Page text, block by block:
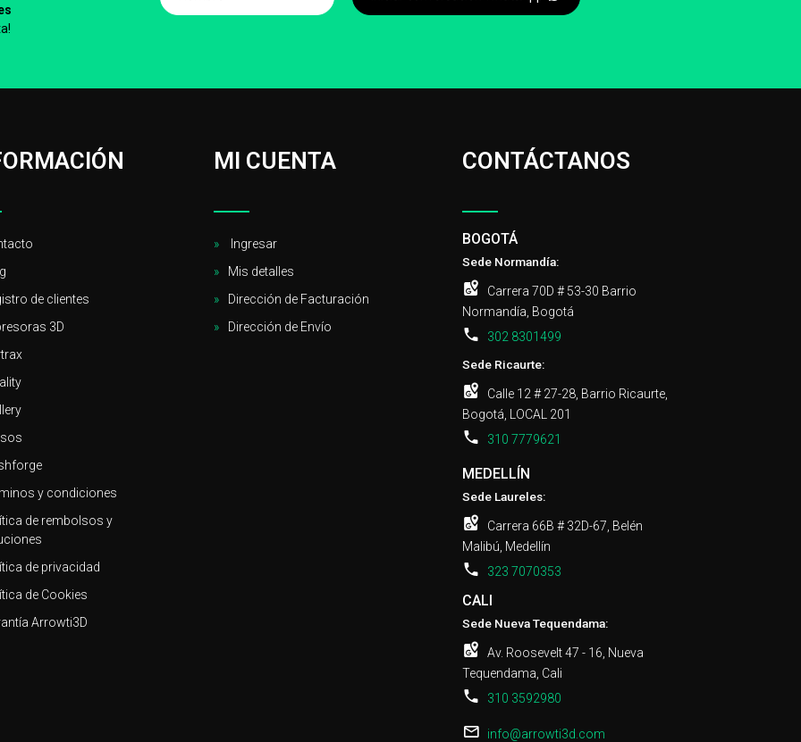
de clientes
3D
y condiciones
de rembolsos y
de privacidad
de Cookies
Arrowti3D
MI CUENTA
Ingresar
Mis detalles
Dirección de Facturación
Dirección de Envío
CONTÁCTANOS
BOGOTÁ
Sede Normandía:
Carrera 70D # 53-30 Barrio
Normandía, Bogotá
302 8301499
Sede Ricaurte:
Calle 12 # 27-28, Barrio Ricaurte,
Bogotá, LOCAL 201
310 7779621
MEDELLÍN
Sede Laureles:
Carrera 66B # 32D-67, Belén
Malibú, Medellín
323 7070353
CALI
Sede Nueva Tequendama:
Av. Roosevelt 47 - 16, Nueva
Tequendama, Cali
310 3592980
info@arrowti3d.com